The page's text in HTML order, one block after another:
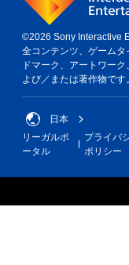
©2026 Sony Interactive
全コンテンツ、ゲーム
ドマーク、アートワー
よび／または著作物で
日本
リーガルポ
ータル
プライバ
ポリシー